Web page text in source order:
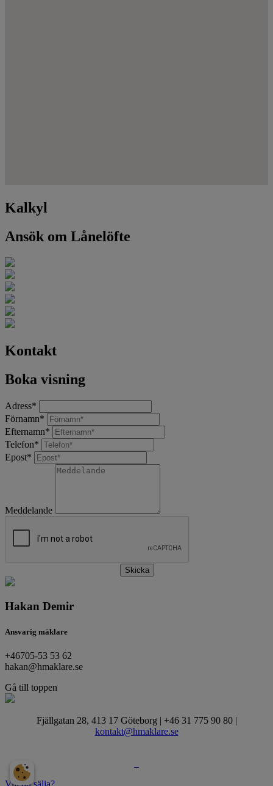
Kalkyl
Ansök om Lånelöfte
Kontakt
Boka visning
Adress*
Förnamn*
Efternamn*
Telefon*
Epost*
Meddelande
Skicka
Hakan Demir
Ansvarig mäklare
+46705-53 53 62
hakan@hmaklare.se
Gå till toppen
Fjällgatan 28, 413 17 Göteborg | +46 31 775 90 80 |
kontakt@hmaklare.se
Vill du sälja?